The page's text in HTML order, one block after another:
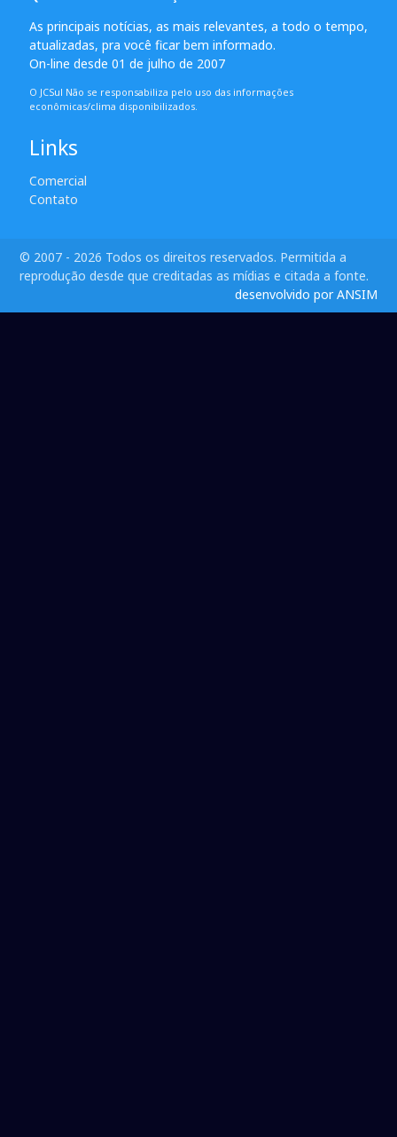
As principais notícias, as mais relevantes, a todo o tempo,
atualizadas, pra você ficar bem informado.
On-line desde 01 de julho de 2007
O JCSul Não se responsabiliza pelo uso das informações
econômicas/clima disponibilizados.
Links
Comercial
Contato
© 2007 - 2026 Todos os direitos reservados. Permitida a
reprodução desde que creditadas as mídias e citada a fonte.
desenvolvido por ANSIM